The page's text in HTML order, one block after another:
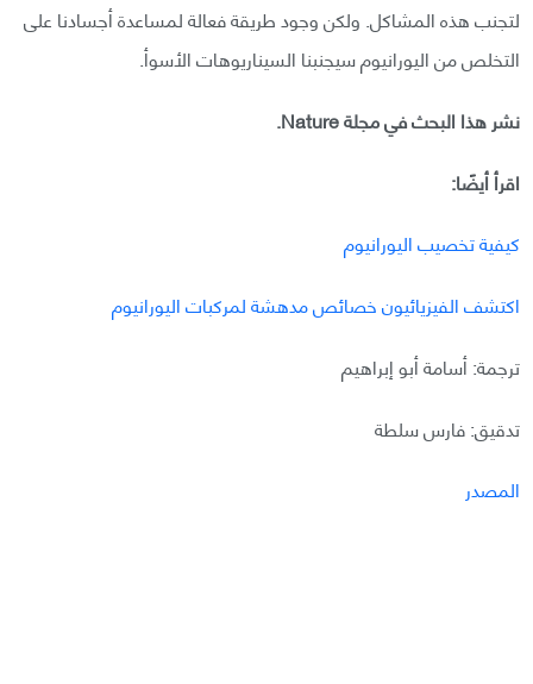
لتجنب هذه المشاكل. ولكن وجود طريقة فعالة لمساعدة أجسادنا على
التخلص من اليورانيوم سيجنبنا السيناريوهات الأسوأ.
نشر هذا البحث في مجلة Nature.
اقرأ أيضًا:
كيفية تخصيب اليورانيوم
اكتشف الفيزيائيون خصائص مدهشة لمركبات اليورانيوم
ترجمة: أسامة أبو إبراهيم
تدقيق: فارس سلطة
المصدر